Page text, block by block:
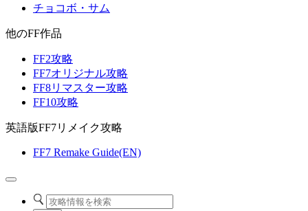
チョコボ・サム
他のFF作品
FF2攻略
FF7オリジナル攻略
FF8リマスター攻略
FF10攻略
英語版FF7リメイク攻略
FF7 Remake Guide(EN)